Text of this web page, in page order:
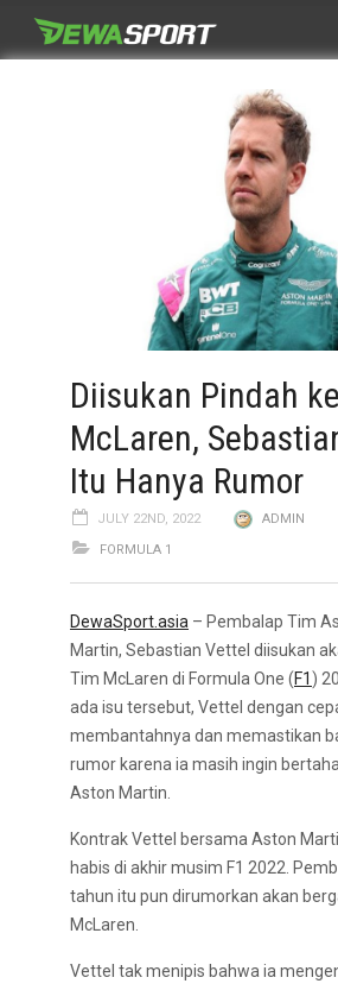
Diisukan Pindah ke
McLaren,
Itu Hanya Rumor
JULY 22ND, 2022
ADMIN
FORMULA 1
DewaSport.asia – Pembalap Tim
Martin, Sebastian Vettel diisukan
Tim McLaren di Formula One (F1 )
ada isu tersebut, Vettel dengan
membantahnya dan memastikan
rumor karena ia masih ingin
Aston Martin.
Kontrak Vettel bersama Aston
habis di akhir musim F1 2022.
tahun itu pun dirumorkan akan
McLaren.
Vettel tak menipis bahwa ia